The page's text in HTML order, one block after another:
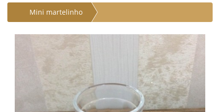
Mini martelinho